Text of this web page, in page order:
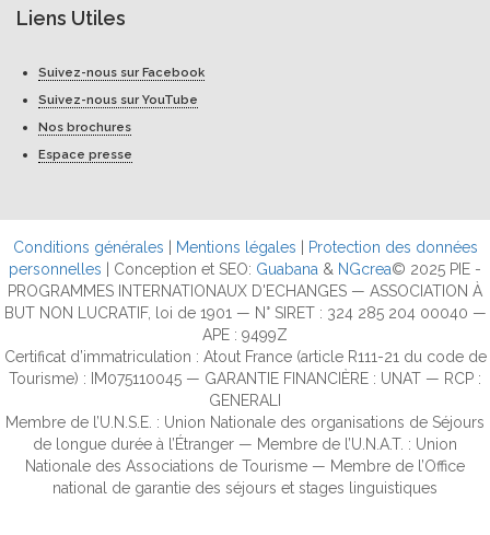
Liens Utiles
Suivez-nous sur Facebook
Suivez-nous sur YouTube
Nos brochures
Espace presse
Conditions générales Mentions légales
Protection des données
personnelles | Conception et SEO: Guabana & NGcrea© 2025 PIE -
PROGRAMMES INTERNATIONAUX D'ECHANGES — ASSOCIATION À
BUT NON LUCRATIF, loi de 1901 — N° SIRET : 324 285 204 00040 —
APE : 9499Z
Certificat d’immatriculation : Atout France (article R111-21 du code de
Tourisme) : IM075110045 — GARANTIE FINANCIÈRE : UNAT — RCP :
GENERALI
Membre de l’U.N.S.E. : Union Nationale des organisations de Séjours
de longue durée à l’Étranger — Membre de l’U.N.A.T. : Union
Nationale des Associations de Tourisme — Membre de l’Office
national de garantie des séjours et stages linguistiques